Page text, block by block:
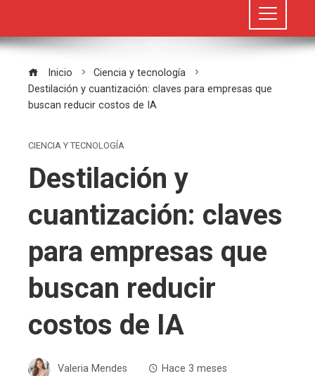
Inicio
Ciencia y tecnología
Destilación y cuantización: claves para empresas que
buscan reducir costos de IA
CIENCIA Y TECNOLOGÍA
Destilación y
cuantización: claves
para empresas que
buscan reducir
costos de IA
Valeria Mendes Hace 3 meses